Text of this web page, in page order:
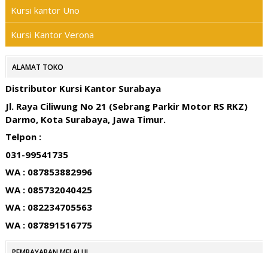
Kursi kantor Uno
Kursi Kantor Verona
ALAMAT TOKO
Distributor Kursi Kantor Surabaya
Jl. Raya Ciliwung No 21 (Sebrang Parkir Motor RS RKZ)
Darmo, Kota Surabaya, Jawa Timur.
Telpon :
031-99541735
WA : 087853882996
WA : 085732040425
WA : 082234705563
WA : 087891516775